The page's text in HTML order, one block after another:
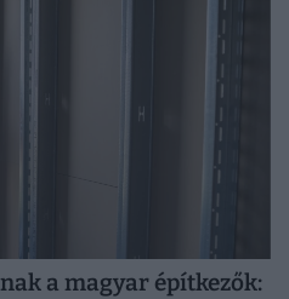
a magyar építkezők: